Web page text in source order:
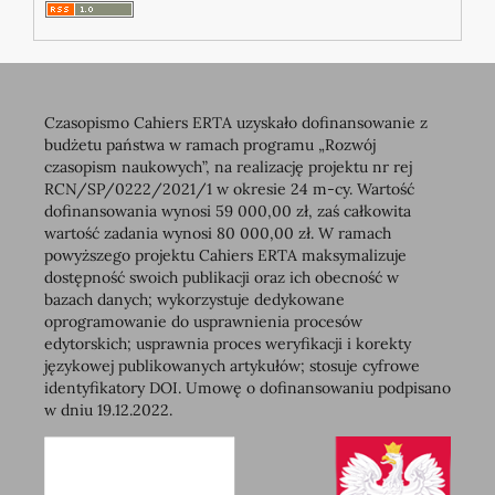
Czasopismo Cahiers ERTA uzyskało dofinansowanie z
budżetu państwa w ramach programu „Rozwój
czasopism naukowych”, na realizację projektu nr rej
RCN/SP/0222/2021/1 w okresie 24 m-cy. Wartość
dofinansowania wynosi 59 000,00 zł, zaś całkowita
wartość zadania wynosi 80 000,00 zł. W ramach
powyższego projektu Cahiers ERTA maksymalizuje
dostępność swoich publikacji oraz ich obecność w
bazach danych; wykorzystuje dedykowane
oprogramowanie do usprawnienia procesów
edytorskich; usprawnia proces weryfikacji i korekty
językowej publikowanych artykułów; stosuje cyfrowe
identyfikatory DOI. Umowę o dofinansowaniu podpisano
w dniu 19.12.2022.